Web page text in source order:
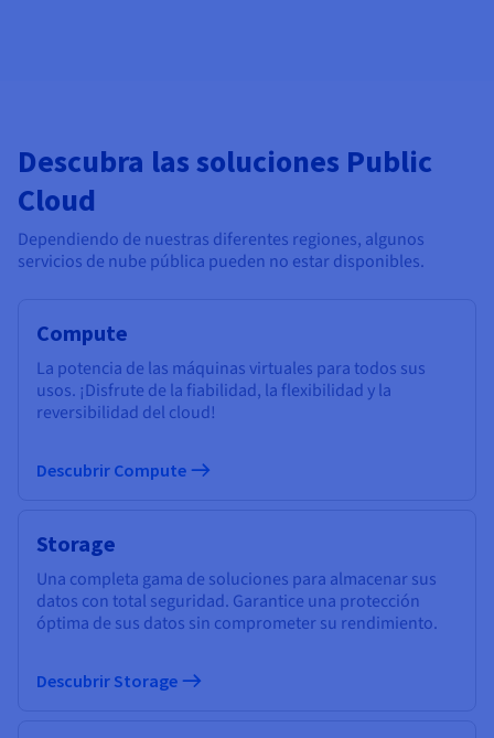
Descubra las soluciones Public
Cloud
Dependiendo de nuestras diferentes regiones, algunos
servicios de nube pública pueden no estar disponibles.
Compute
La potencia de las máquinas virtuales para todos sus
usos. ¡Disfrute de la fiabilidad, la flexibilidad y la
reversibilidad del cloud!
Descubrir Compute
Storage
Una completa gama de soluciones para almacenar sus
datos con total seguridad. Garantice una protección
óptima de sus datos sin comprometer su rendimiento.
Descubrir Storage